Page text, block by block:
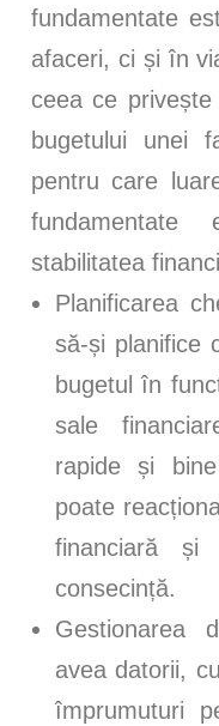
fundamentate
afaceri, ci și în
ceea ce
bugetului unei
pentru care
fundamentate
stabilitatea
Planificarea
să-și planifice
bugetul în
sale
rapide și
poate
financiară
consecință.
Gestionarea
avea datorii,
împrumuturi